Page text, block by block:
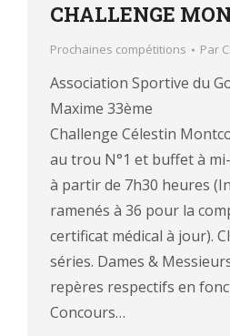
CHALLENGE
Prochaines compétitions Par
Association Sportive du
Maxime 33ème
Challenge Célestin
au trou N°1 et buffet à
à partir de 7h30 heures
ramenés à 36 pour la
certificat médical à jour).
séries. Dames &
repères respectifs en
Concours…